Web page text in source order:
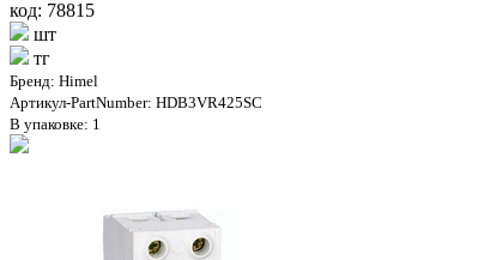
код: 78815
шт
тг
Бренд: Himel
Артикул-PartNumber: HDB3VR425SC
В упаковке: 1